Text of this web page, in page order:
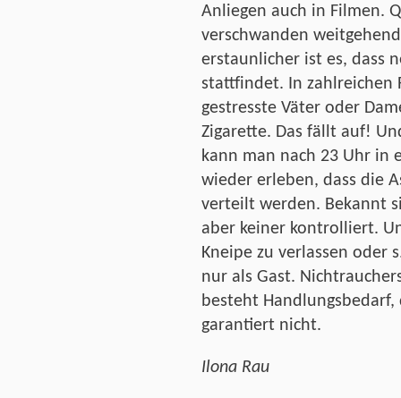
Anliegen auch in Filmen.
verschwanden
erstaunlicher ist es, dass
stattfindet. In zahlreichen
gestresste Väter oder
Zigarette. Das fällt auf!
kann man nach 23 Uhr in
wieder erleben, dass die
verteilt werden. Bekannt
aber keiner kontrolliert.
Kneipe zu verlassen oder
nur als Gast.
besteht
garantiert nicht.
Ilona Rau